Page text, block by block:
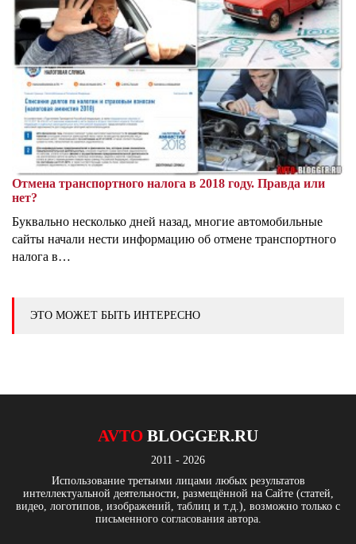
Отмена транспортного налога в 2018 году. Правда или
нет?
Буквально несколько дней назад, многие автомобильные
сайты начали нести информацию об отмене транспортного
налога в…
ЭТО МОЖЕТ БЫТЬ ИНТЕРЕСНО
AVTO BLOGGER.RU
2011 - 2026
Использование третьими лицами любых результатов
интеллектуальной деятельности, размещённой на Сайте (статей,
видео, логотипов, изображений, таблиц и т.д.), возможно только с
письменного согласования автора.